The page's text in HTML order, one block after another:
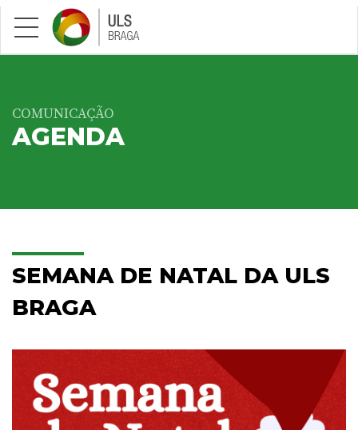
Saltar para conteúdo principal
COMUNICAÇÃO
AGENDA
SEMANA DE NATAL DA ULS
BRAGA